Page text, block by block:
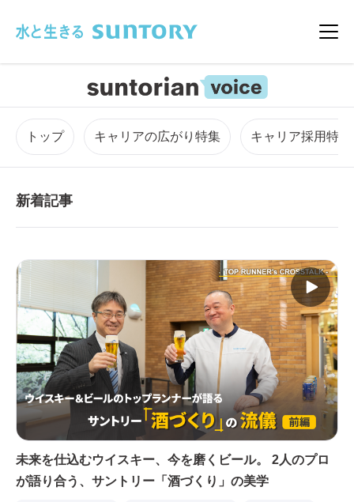
メ
トップ キャリアの広がり特集 キャリア採用特集
新着記事
未来を仕込むウイスキー、今を磨くビール。 2人のプロ
が語り合う、サントリー「酒づくり」の美学